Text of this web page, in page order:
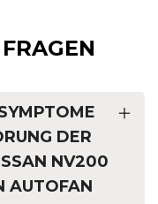
DER
NV200
AUTOFAN